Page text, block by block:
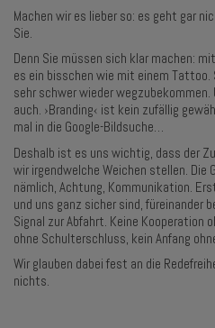
Machen wir es lieber so: es geht gar
Sie.
Denn Sie müssen sich klar machen:
es ein bisschen wie mit einem Tattoo.
sehr schwer wieder wegzubekommen.
auch. ›Branding‹ ist kein zufällig
mal in die Google-Bildsuche…
Deshalb ist es uns wichtig, dass der
wir irgendwelche Weichen stellen. Die
nämlich, Achtung, Kommunikation.
und uns ganz sicher sind, füreinander
Signal zur Abfahrt. Keine Kooperation
ohne Schulterschluss, kein Anfang
Wir glauben dabei fest an die
nichts.